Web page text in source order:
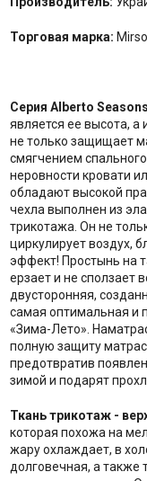
Торговая марка:
Серия Alberto
является ее высота,
не только защищает
смягчением
неровности кровати
обладают высокой
чехла выполнен из
трикотажа. Он не
циркулирует воздух,
эффект! Простынь на
ерзает и не сползает
двусторонняя,
самая оптимальная и
«Зима-Лето».
полную защиту
предотвратив
зимой и подарят
Ткань трикотаж -
которая похожа на
жару охлаждает, в
долговечная, а также